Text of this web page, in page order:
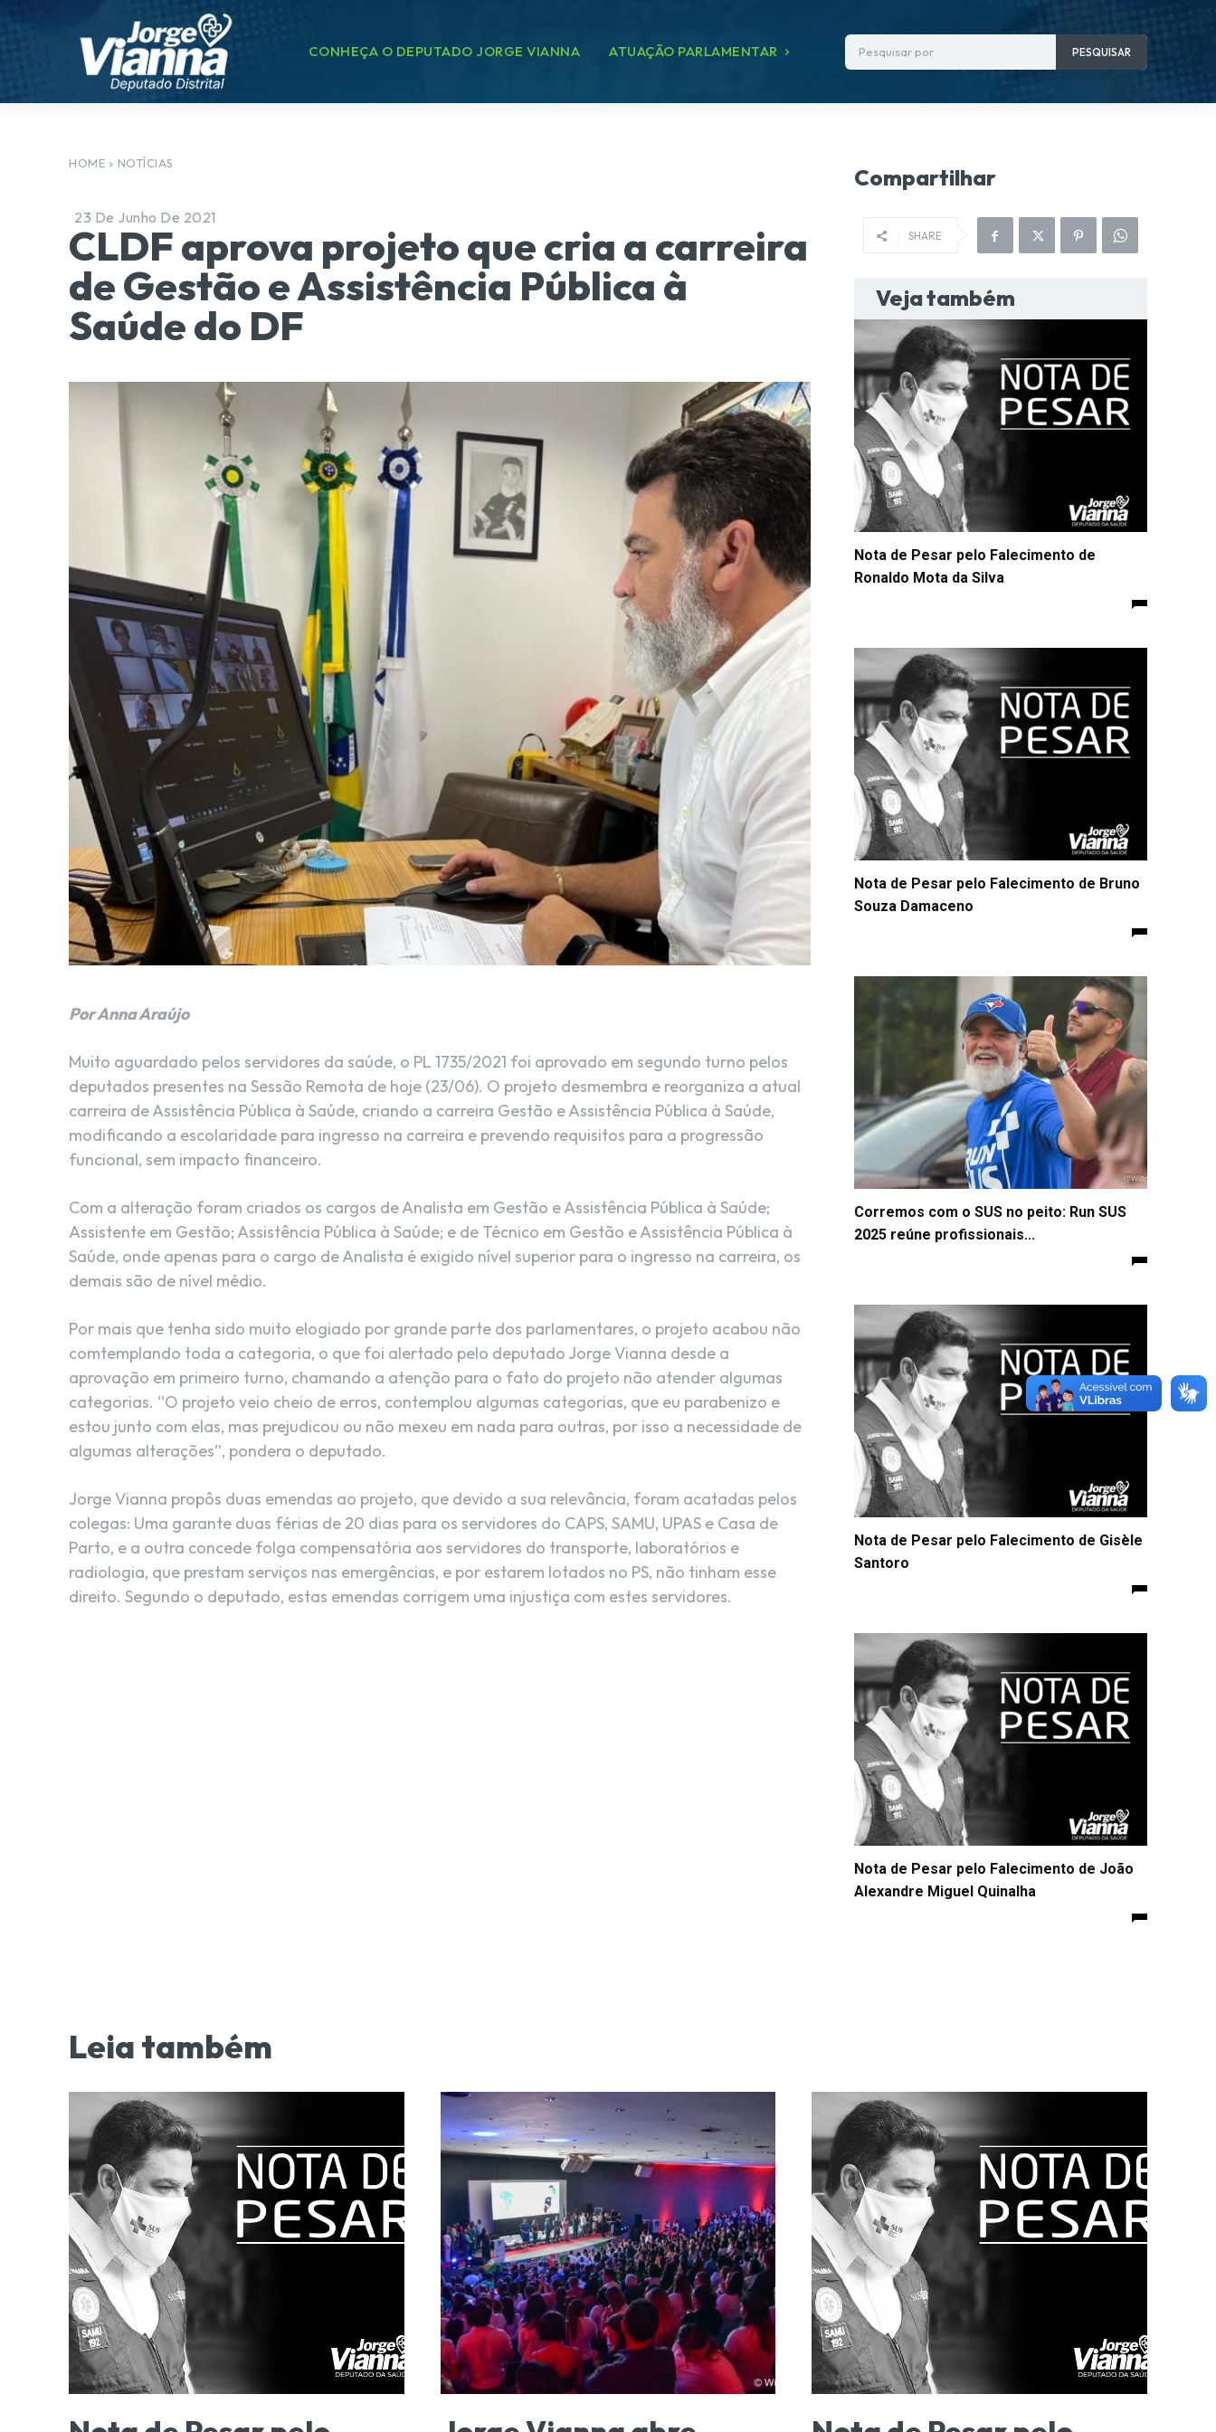
CONHEÇA O DEPUTADO JORGE VIANNA ATUAÇÃO PARLAMENTAR Pesquisar por PESQUISAR
HOME NOTÍCIAS
23 De Junho De 2021
CLDF aprova projeto que cria a carreira
de Gestão e Assistência Pública à
Saúde do DF
Por Anna Araújo
Muito aguardado pelos servidores da saúde, o PL 1735/2021 foi aprovado em segundo turno pelos
deputados presentes na Sessão Remota de hoje (23/06). O projeto desmembra e reorganiza a atual
carreira de Assistência Pública à Saúde, criando a carreira Gestão e Assistência Pública à Saúde,
modificando a escolaridade para ingresso na carreira e prevendo requisitos para a progressão
funcional, sem impacto financeiro.
Com a alteração foram criados os cargos de Analista em Gestão e Assistência Pública à Saúde;
Assistente em Gestão; Assistência Pública à Saúde; e de Técnico em Gestão e Assistência Pública à
Saúde, onde apenas para o cargo de Analista é exigido nível superior para o ingresso na carreira, os
demais são de nível médio.
Por mais que tenha sido muito elogiado por grande parte dos parlamentares, o projeto acabou não
comtemplando toda a categoria, o que foi alertado pelo deputado Jorge Vianna desde a
aprovação em primeiro turno, chamando a atenção para o fato do projeto não atender algumas
categorias. “O projeto veio cheio de erros, contemplou algumas categorias, que eu parabenizo e
estou junto com elas, mas prejudicou ou não mexeu em nada para outras, por isso a necessidade de
algumas alterações”, pondera o deputado.
Jorge Vianna propôs duas emendas ao projeto, que devido a sua relevância, foram acatadas pelos
colegas: Uma garante duas férias de 20 dias para os servidores do CAPS, SAMU, UPAS e Casa de
Parto, e a outra concede folga compensatória aos servidores do transporte, laboratórios e
radiologia, que prestam serviços nas emergências, e por estarem lotados no PS, não tinham esse
direito. Segundo o deputado, estas emendas corrigem uma injustiça com estes servidores.
Compartilhar
SHARE
Veja também
Nota de Pesar pelo Falecimento de
Ronaldo Mota da Silva
Nota de Pesar pelo Falecimento de Bruno
Souza Damaceno
Corremos com o SUS no peito: Run SUS
2025 reúne profissionais...
Nota de Pesar pelo Falecimento de Gisèle
Santoro
Nota de Pesar pelo Falecimento de João
Alexandre Miguel Quinalha
Leia também